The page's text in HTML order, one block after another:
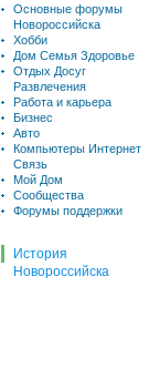
Основные форумы
Новороссийска
Хобби
Дом Семья Здоровье
Отдых Досуг
Развлечения
Работа и карьера
Бизнес
Авто
Компьютеры Интернет
Связь
Мой Дом
Сообщества
Форумы поддержки
История
Новороссийска